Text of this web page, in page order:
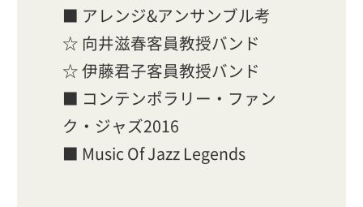
■ アレンジ&アンサンブル考
☆ 向井滋春客員教授バンド
☆ 伊藤君子客員教授バンド
■ コンテンポラリー・ファン
ク・ジャズ2016
■ Music Of Jazz Legends